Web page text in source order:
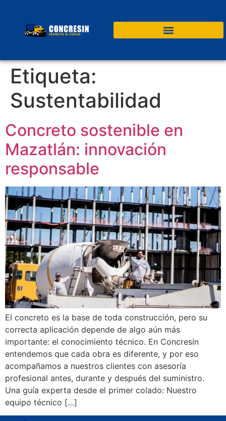
Etiqueta:
Sustentabilidad
Concreto sostenible en
Mazatlán: innovación
responsable
El concreto es la base de toda construcción, pero su
correcta aplicación depende de algo aún más
importante: el conocimiento técnico. En Concresín
entendemos que cada obra es diferente, y por eso
acompañamos a nuestros clientes con asesoría
profesional antes, durante y después del suministro.
Una guía experta desde el primer colado: Nuestro
equipo técnico […]